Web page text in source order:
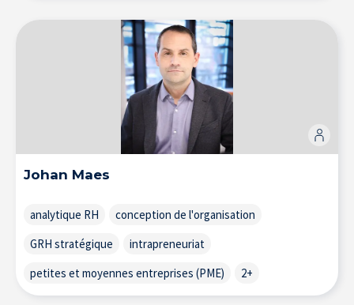
La Recherche à l’IÉSEG
Johan Maes
analytique RH
conception de l'organisation
GRH stratégique
intrapreneuriat
petites et moyennes entreprises (PME)
2+